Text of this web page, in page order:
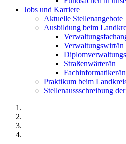
Jobs und Karriere
Aktuelle Stellenangebote
Ausbildung beim
Verwaltungswirt/in
Straßenwärter/in
Fachinformatiker/in
Praktikum beim
Stellenaussschreibung